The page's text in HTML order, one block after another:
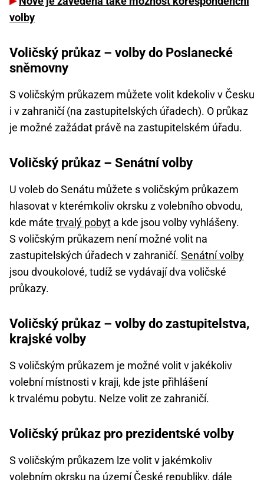
volby
Voličský průkaz – volby do Poslanecké
sněmovny
S voličským průkazem můžete volit kdekoliv v Česku
i v zahraničí (na zastupitelských úřadech). O průkaz
je možné zažádat právě na zastupitelském úřadu.
Voličský průkaz – Senátní volby
U voleb do Senátu můžete s voličským průkazem
hlasovat v kterémkoliv okrsku z volebního obvodu,
kde máte trvalý pobyt a kde jsou volby vyhlášeny.
S voličským průkazem není možné volit na
zastupitelských úřadech v zahraničí. Senátní volby
jsou dvoukolové, tudíž se vydávají dva voličské
průkazy.
Voličský průkaz – volby do zastupitelstva,
krajské volby
S voličským průkazem je možné volit v jakékoliv
volební místnosti v kraji, kde jste přihlášení
k trvalému pobytu. Nelze volit ze zahraničí.
Voličský průkaz pro prezidentské volby
S voličským průkazem lze volit v jakémkoliv
volebním okrsku na území České republiky, dále